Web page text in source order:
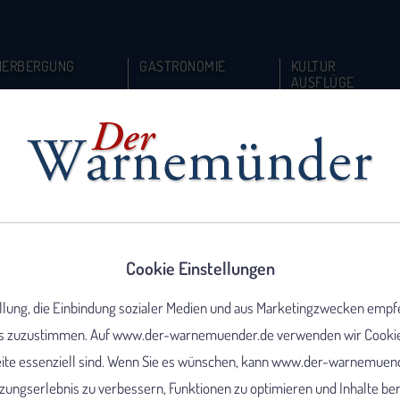
GASTRONOMIE
KULTUR
AUSFLÜGE
Cookie Einstellungen
die Einbindung sozialer Medien und aus Marketingzwecken
zuzustimmen. Auf www.der-warnemuender.de verwenden wir
essenziell sind. Wenn Sie es wünschen, kann www.der-
zu verbessern, Funktionen zu optimieren und Inhalte